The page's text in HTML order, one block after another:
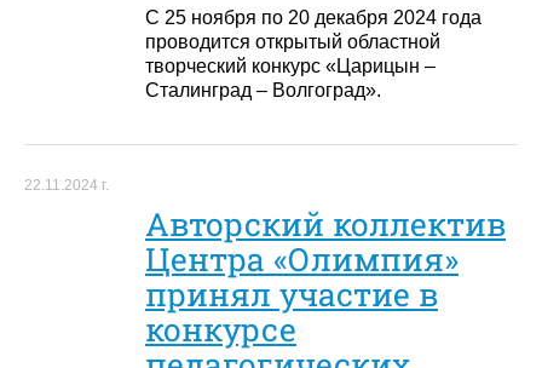
С 25 ноября по 20 декабря 2024 года
проводится открытый областной
творческий конкурс «Царицын –
Сталинград – Волгоград».
22.11.2024 г.
Авторский коллектив
Центра «Олимпия»
принял участие в
конкурсе